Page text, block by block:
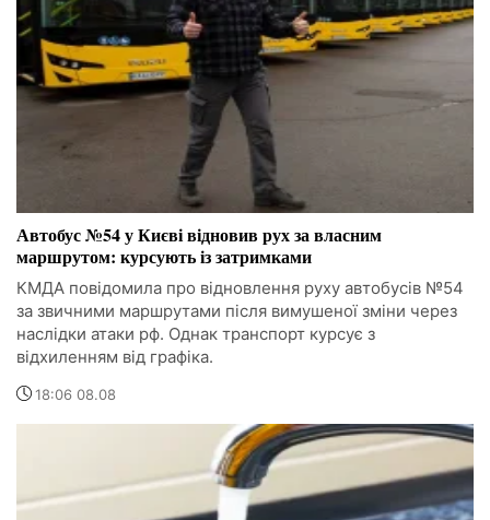
Автобус №54 у Києві відновив рух за власним
маршрутом: курсують із затримками
КМДА повідомила про відновлення руху автобусів №54
за звичними маршрутами після вимушеної зміни через
наслідки атаки рф. Однак транспорт курсує з
відхиленням від графіка.
18:06 08.08